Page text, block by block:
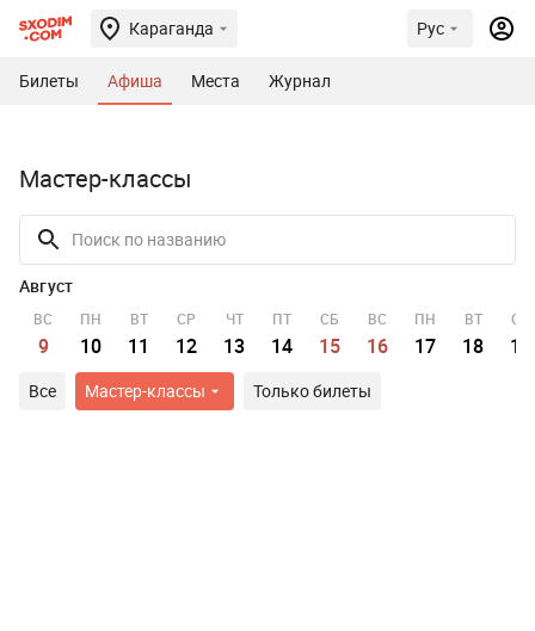
Караганда Рус
Билеты Афиша Места Журнал
Мастер-классы
Август
ВС
9
ПН
10
ВТ
11
СР
12
ЧТ
13
ПТ
14
СБ
15
ВС
16
ПН
17
ВТ
18
СР
19
Все Мастер-классы Только билеты